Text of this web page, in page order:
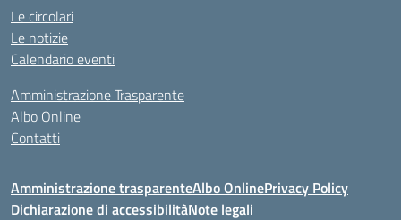
Le circolari
Le notizie
Calendario eventi
Amministrazione Trasparente
Albo Online
Contatti
Amministrazione trasparenteAlbo OnlinePrivacy Policy
Dichiarazione di accessibilitàNote legali